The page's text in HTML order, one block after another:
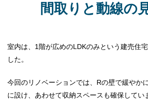
間取りと動線の
室内は、1階が広めのLDKのみという建売住
した。
今回のリノベーションでは、Rの壁で緩やか
に設け、あわせて収納スペースも確保してい